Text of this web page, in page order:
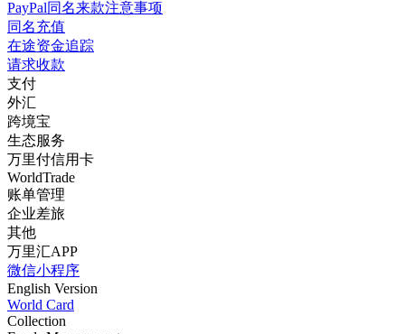
PayPal同名来款注意事项
同名充值
在途资金追踪
请求收款
支付
外汇
跨境宝
生态服务
万里付信用卡
WorldTrade
账单管理
企业差旅
其他
万里汇APP
微信小程序
English Version
World Card
Collection